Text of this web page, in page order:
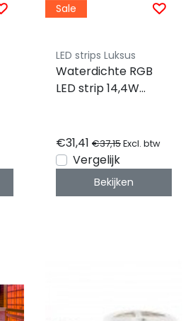
Sale
LED strips Luksus
Waterdichte RGB
LED strip 14,4W
meter
€31,41 €37,15Excl. btw
Vergelijk
Bekijken